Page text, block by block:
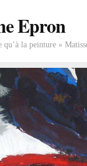
Epron
la peinture »